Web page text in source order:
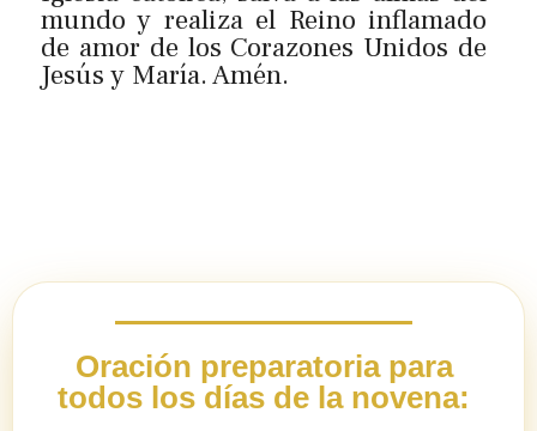
mundo y realiza el Reino inflamado
de amor de los Corazones Unidos de
Jesús y María. Amén.
Oración preparatoria para
todos los días de la novena: